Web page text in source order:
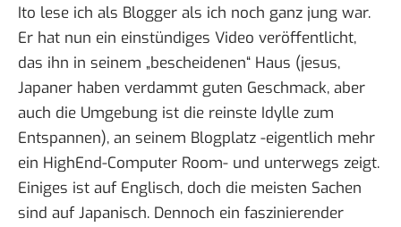
Ito lese ich als Blogger als ich noch ganz jung war.
Er hat nun ein einstündiges Video veröffentlicht,
das ihn in seinem „bescheidenen“ Haus (jesus,
Japaner haben verdammt guten Geschmack, aber
auch die Umgebung ist die reinste Idylle zum
Entspannen), an seinem Blogplatz -eigentlich mehr
ein HighEnd-Computer Room- und unterwegs zeigt.
Einiges ist auf Englisch, doch die meisten Sachen
sind auf Japanisch. Dennoch ein faszinierender